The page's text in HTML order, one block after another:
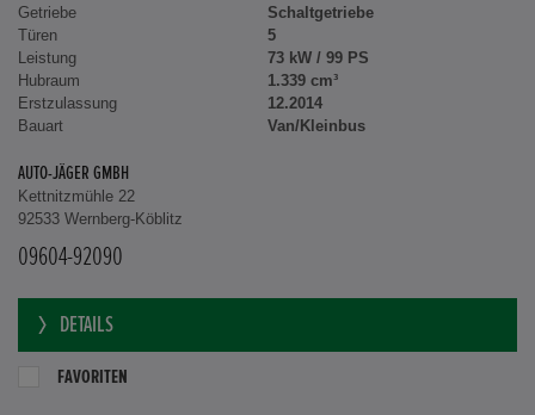
Getriebe
Schaltgetriebe
Türen
5
Leistung
73 kW / 99 PS
Hubraum
1.339 cm³
Erstzulassung
12.2014
Bauart
Van/Kleinbus
AUTO-JÄGER GMBH
Kettnitzmühle 22
92533 Wernberg-Köblitz
09604-92090
DETAILS
FAVORITEN